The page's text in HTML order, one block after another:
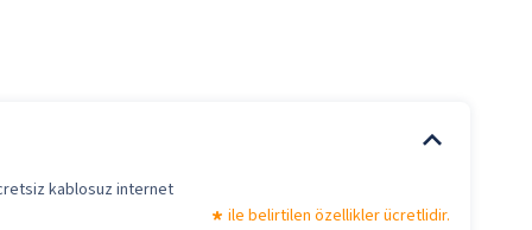
kablosuz internet
ile belirtilen özellikler ücretlidir.